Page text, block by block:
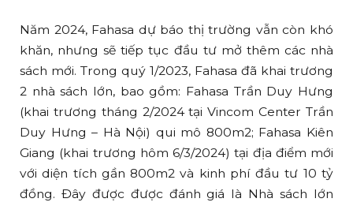
Năm 2024, Fahasa dự báo thị trường vẫn còn khó
khăn, nhưng sẽ tiếp tục đầu tư mở thêm các nhà
sách mới. Trong quý 1/2023, Fahasa đã khai trương
2 nhà sách lớn, bao gồm: Fahasa Trần Duy Hưng
(khai trương tháng 2/2024 tại Vincom Center Trần
Duy Hưng – Hà Nội) qui mô 800m2; Fahasa Kiên
Giang (khai trương hôm 6/3/2024) tại địa điểm mới
với diện tích gần 800m2 và kinh phí đầu tư 10 tỷ
đồng. Đây được được đánh giá là Nhà sách lớn